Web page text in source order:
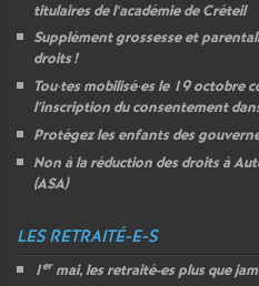
titulaires de l’académie de Créteil
Supplément grossesse et
droits!
Tou·tes mobilisé·es le 19 octobre
l’inscription du consentement
Protégez les enfants des
Non à la réduction des droits à
(ASA)
LES RETRAITÉ-E-S
1ermai, les retraité-es plus que